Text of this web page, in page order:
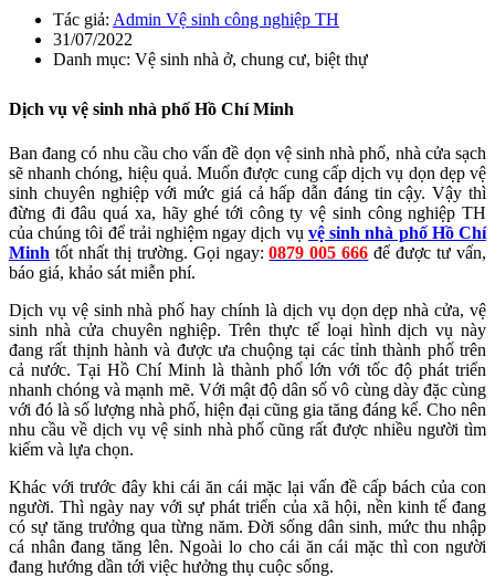
Tác giả: Admin Vệ sinh công nghiệp TH
31/07/2022
Danh mục: Vệ sinh nhà ở, chung cư, biệt thự
Dịch vụ vệ sinh nhà phố Hồ Chí Minh
Ban đang có nhu cầu cho vấn đề dọn vệ sinh nhà phố, nhà cửa sạch
sẽ nhanh chóng, hiệu quả. Muốn được cung cấp dịch vụ dọn dẹp vệ
sinh chuyên nghiệp với mức giá cả hấp dẫn đáng tin cậy. Vậy thì
đừng đi đâu quá xa, hãy ghé tới công ty vệ sinh công nghiệp TH
của chúng tôi để trải nghiệm ngay dịch vụ vệ sinh nhà phố Hồ Chí
Minh tốt nhất thị trường. Gọi ngay:0879 005 666 để được tư vấn,
báo giá, khảo sát miễn phí.
Dịch vụ vệ sinh nhà phố hay chính là dịch vụ dọn dẹp nhà cửa, vệ
sinh nhà cửa chuyên nghiệp. Trên thực tế loại hình dịch vụ này
đang rất thịnh hành và được ưa chuộng tại các tỉnh thành phố trên
cả nước. Tại Hồ Chí Minh là thành phố lớn với tốc độ phát triển
nhanh chóng và mạnh mẽ. Với mật độ dân số vô cùng dày đặc cùng
với đó là số lượng nhà phố, hiện đại cũng gia tăng đáng kể. Cho nên
nhu cầu về dịch vụ vệ sinh nhà phố cũng rất được nhiều người tìm
kiếm và lựa chọn.
Khác với trước đây khi cái ăn cái mặc lại vấn đề cấp bách của con
người. Thì ngày nay với sự phát triển của xã hội, nền kinh tế đang
có sự tăng trưởng qua từng năm. Đời sống dân sinh, mức thu nhập
cá nhân đang tăng lên. Ngoài lo cho cái ăn cái mặc thì con người
đang hướng dần tới việc hưởng thụ cuộc sống.